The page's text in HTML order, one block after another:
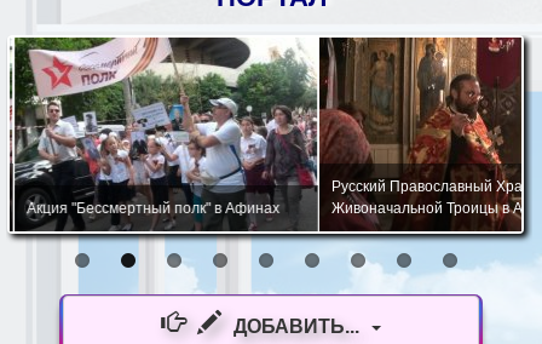
Акция "Бессмертный полк" в Афинах
Русский Православный Храм
Живоначальной Троицы в
ДОБАВИТЬ...